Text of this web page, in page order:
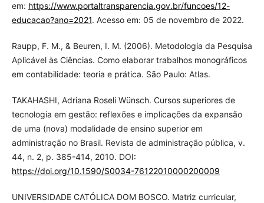
em: https://www.portaltransparencia.gov.br/funcoes/12-
educacao?ano=2021. Acesso em: 05 de novembro de 2022.
Raupp, F. M., & Beuren, I. M. (2006). Metodologia da Pesquisa
Aplicável às Ciências. Como elaborar trabalhos monográficos
em contabilidade: teoria e prática. São Paulo: Atlas.
TAKAHASHI, Adriana Roseli Wünsch. Cursos superiores de
tecnologia em gestão: reflexões e implicações da expansão
de uma (nova) modalidade de ensino superior em
administração no Brasil. Revista de administração pública, v.
44, n. 2, p. 385-414, 2010. DOI:
https://doi.org/10.1590/S0034-76122010000200009
UNIVERSIDADE CATÓLICA DOM BOSCO. Matriz curricular,